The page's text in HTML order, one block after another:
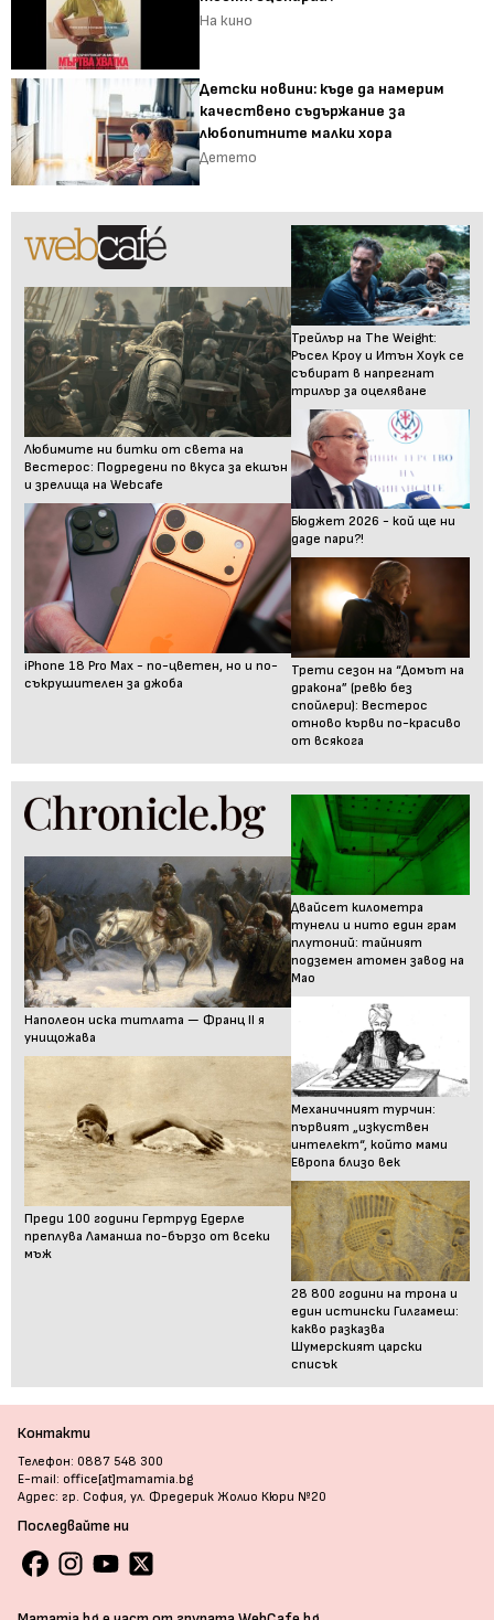
На кино
Детски новини: къде да намерим
качествено съдържание за
любопитните малки хора
Детето
Любимите ни битки от света на
Вестерос: Подредени по вкуса за екшън
и зрелища на Webcafe
iPhone 18 Pro Max - по-цветен, но и по-
съкрушителен за джоба
Трейлър на The Weight:
Ръсел Кроу и Итън Хоук се
събират в напрегнат
трилър за оцеляване
Бюджет 2026 - кой ще ни
даде пари?!
Трети сезон на “Домът на
дракона” (ревю без
спойлери): Вестерос
отново кърви по-красиво
от всякога
Наполеон иска титлата — Франц II я
унищожава
Преди 100 години Гертруд Едерле
преплува Ламанша по-бързо от всеки
мъж
Двайсет километра
тунели и нито един грам
плутоний: тайният
подземен атомен завод на
Мао
Механичният турчин:
първият „изкуствен
интелект“, който мами
Европа близо век
28 800 години на трона и
един истински Гилгамеш:
какво разказва
Шумерският царски
списък
Контакти
Телефон: 0887 548 300
E-mail: office[at]mamamia.bg
Адрес: гр. София, ул. Фредерик Жолио Кюри №20
Последвайте ни